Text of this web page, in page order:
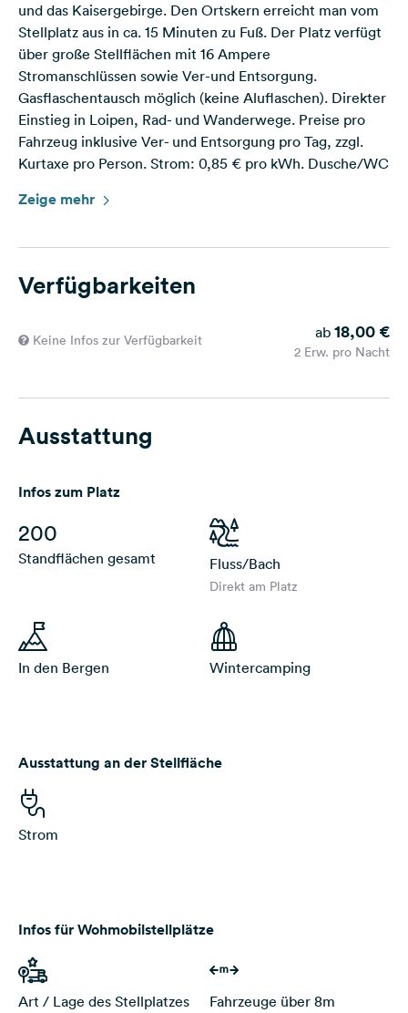
und das Kaisergebirge. Den Ortskern erreicht man vom
Stellplatz aus in ca. 15 Minuten zu Fuß. Der Platz verfügt
über große Stellflächen mit 16 Ampere
Stromanschlüssen sowie Ver-und Entsorgung.
Gasflaschentausch möglich (keine Aluflaschen). Direkter
Einstieg in Loipen, Rad- und Wanderwege. Preise pro
Fahrzeug inklusive Ver- und Entsorgung pro Tag, zzgl.
Kurtaxe pro Person. Strom: 0,85 € pro kWh. Dusche/WC
Zeige mehr
Verfügbarkeiten
Keine Infos zur Verfügbarkeit ab 18,00 €
2 Erw. pro Nacht
Ausstattung
Infos zum Platz
200
Standflächen gesamt Fluss/Bach
Direkt am Platz
In den Bergen Wintercamping
Ausstattung an der Stellfläche
Strom
Infos für Wohmobilstellplätze
Art / Lage des Stellplatzes
Fahrzeuge über 8m